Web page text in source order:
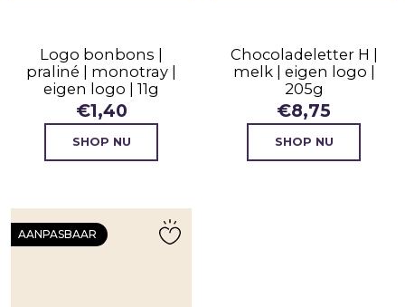
Logo bonbons |
praliné | monotray |
eigen logo | 11g
€1,40
SHOP NU
Chocoladeletter H |
melk | eigen logo |
205g
€8,75
SHOP NU
AANPASBAAR